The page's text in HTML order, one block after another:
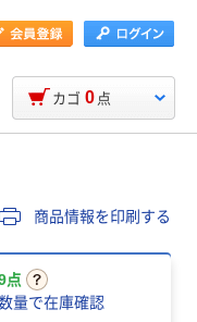
カゴ 0 点
商品情報を印刷する
点
量で在庫確認